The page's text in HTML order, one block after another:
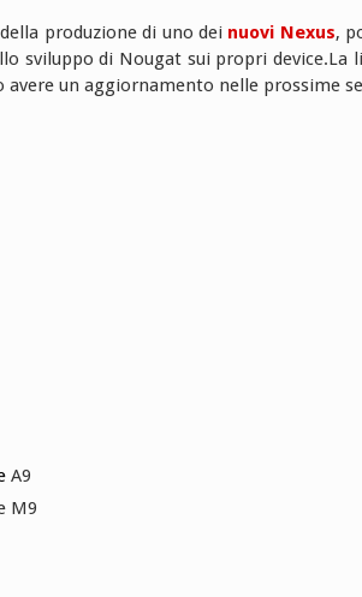
produzione di uno dei nuovi Nexus,
sviluppo di Nougat sui propri
avere un aggiornamento nelle prossime
A9
M9